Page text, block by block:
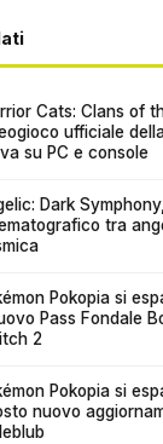
Cats: Clans of
ufficiale
su PC e console
Dark
tra
Pokopia si
Pass Fondale
2
Pokopia si
nuovo